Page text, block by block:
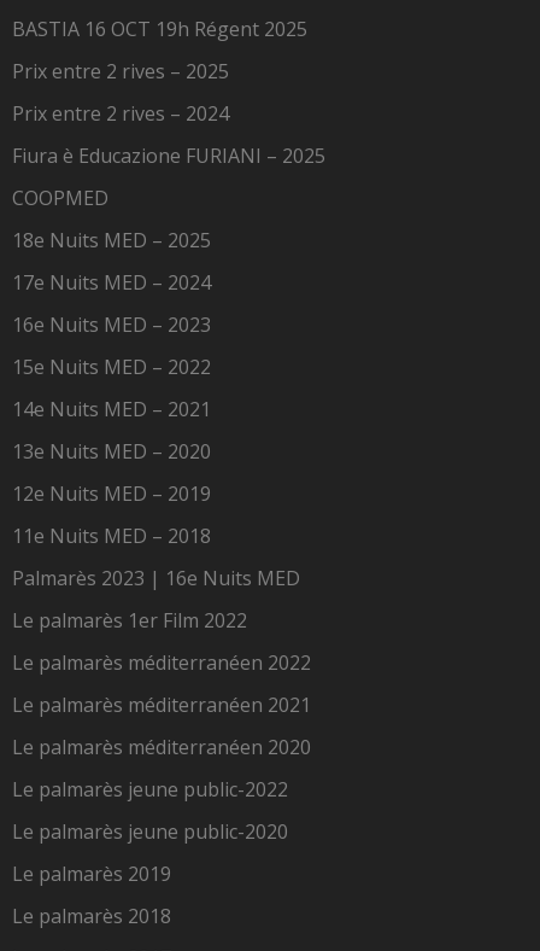
BASTIA 16 OCT 19h Régent 2025
Prix entre 2 rives – 2025
Prix entre 2 rives – 2024
Fiura è Educazione FURIANI – 2025
COOPMED
18e Nuits MED – 2025
17e Nuits MED – 2024
16e Nuits MED – 2023
15e Nuits MED – 2022
14e Nuits MED – 2021
13e Nuits MED – 2020
12e Nuits MED – 2019
11e Nuits MED – 2018
Palmarès 2023 | 16e Nuits MED
Le palmarès 1er Film 2022
Le palmarès méditerranéen 2022
Le palmarès méditerranéen 2021
Le palmarès méditerranéen 2020
Le palmarès jeune public-2022
Le palmarès jeune public-2020
Le palmarès 2019
Le palmarès 2018